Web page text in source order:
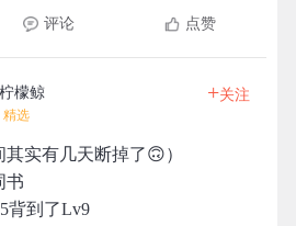
评论 点赞
檬鲸
精选
+关注
实有几天断掉了🙃）
书
背到了Lv9